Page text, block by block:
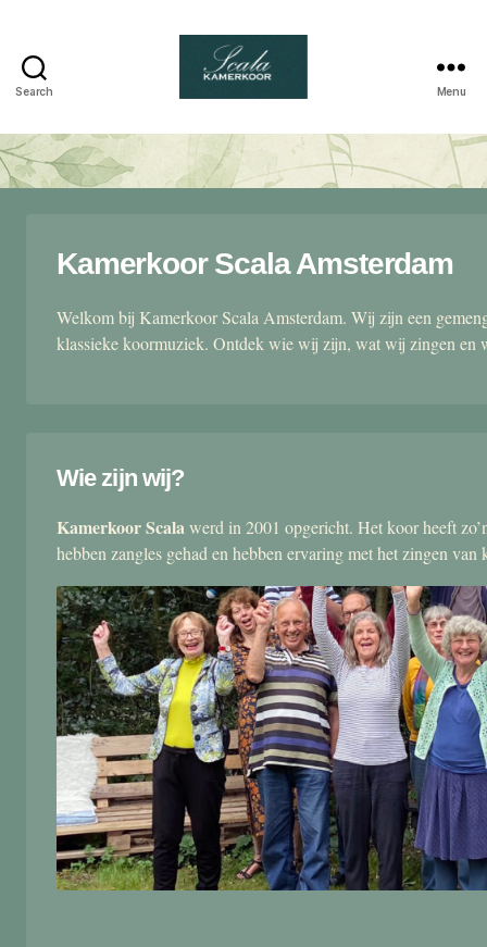
Search
kamerkoor
Menu
Kamerkoor Scala Amsterdam
Welkom bij Kamerkoor Scala Amsterdam. Wij zijn een
klassieke koormuziek. Ontdek wie wij zijn, wat wij zingen en
Wie zijn wij?
Kamerkoor Scalawerd in 2001 opgericht. Het koor heeft
hebben zangles gehad en hebben ervaring met het zingen van